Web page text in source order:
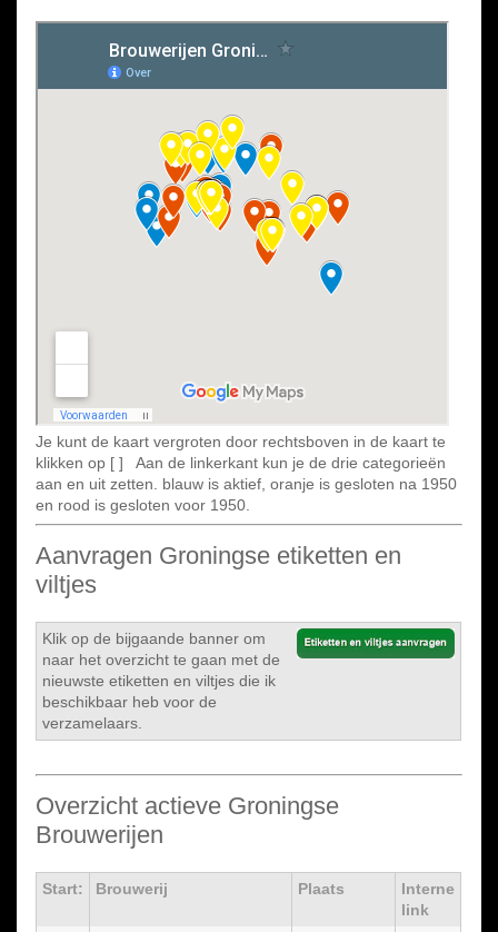
Je kunt de kaart vergroten door rechtsboven in de kaart te
klikken op [ ] Aan de linkerkant kun je de drie categorieën
aan en uit zetten. blauw is aktief, oranje is gesloten na 1950
en rood is gesloten voor 1950.
Aanvragen Groningse etiketten en
viltjes
Klik op de bijgaande banner om
naar het overzicht te gaan met de
nieuwste etiketten en viltjes die ik
beschikbaar heb voor de
verzamelaars.
Overzicht actieve Groningse
Brouwerijen
Start: Brouwerij Plaats
Interne
link